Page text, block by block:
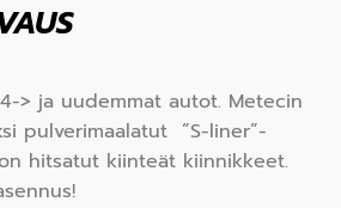
> ja uudemmat autot. Metecin
pulverimaalatut ”S-liner”-
hitsatut kiinteät kiinnikkeet.